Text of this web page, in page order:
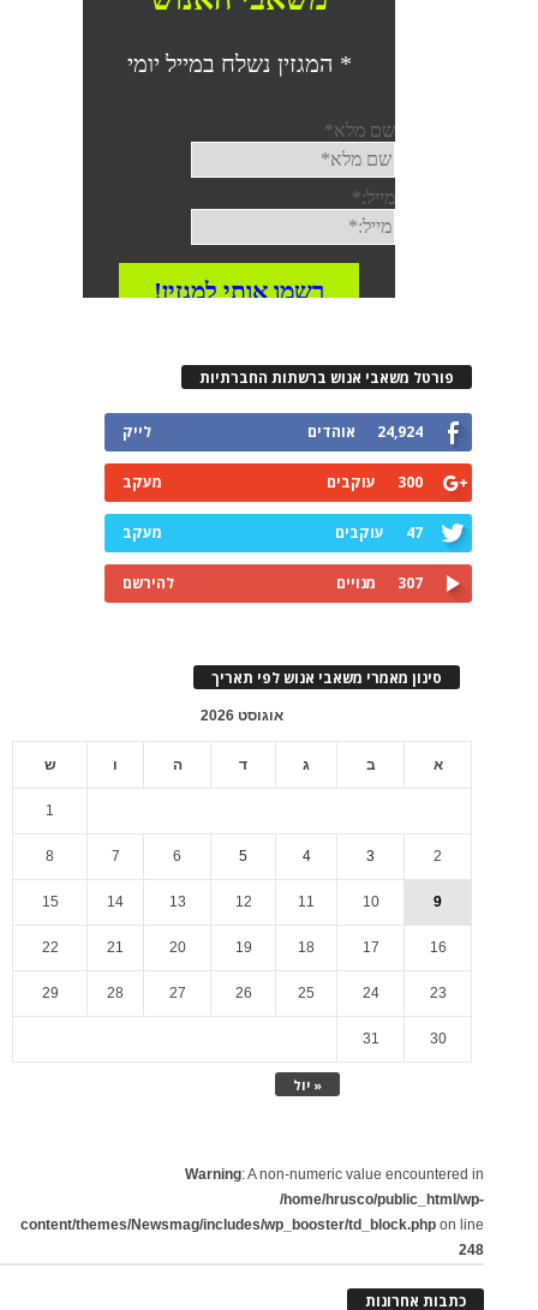
פורטל משאבי אנוש ברשתות החברתיות
24,924 אוהדים לייק
300 עוקבים מעקב
47 עוקבים מעקב
307 מנויים להירשם
סינון מאמרי משאבי אנוש לפי תאריך
אוגוסט 2026
א ב ג ד ה ו ש
« יול
1
2
3
4
5
6
7
8
9
10
11
12
13
14
15
16
17
18
19
20
21
22
23
24
25
26
27
28
29
30
31
Warning: A non-numeric value encountered in
/home/hrusco/public_html/wp-
content/themes/Newsmag/includes/wp_booster/td_block.php on line
248
כתבות אחרונות